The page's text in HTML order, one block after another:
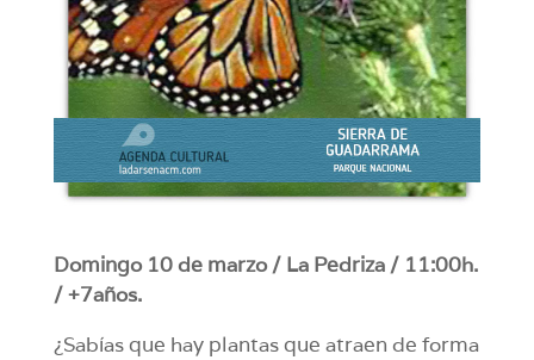
Domingo 10 de marzo / La Pedriza / 11:00h.
/ +7años.
¿Sabías que hay plantas que atraen de forma